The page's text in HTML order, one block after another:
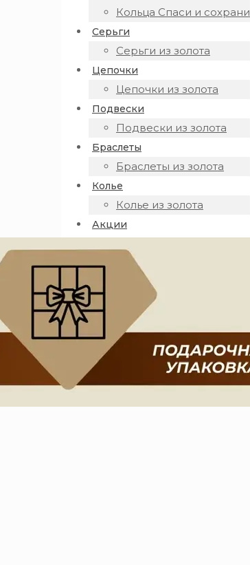
Кольца Спаси и сохрани
Серьги
Серьги из золота
Цепочки
Цепочки из золота
Подвески
Подвески из золота
Браслеты
Браслеты из золота
Колье
Колье из золота
Акции